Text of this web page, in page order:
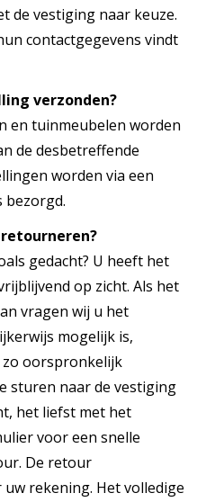
de vestiging naar keuze.
contactgegevens vindt
verzonden?
en tuinmeubelen worden
de desbetreffende
worden via een
bezorgd.
gedacht? U heeft het
op zicht. Als het
vragen wij u het
mogelijk is,
zo oorspronkelijk
sturen naar de vestiging
het liefst met het
voor een snelle
De retour
rekening. Het volledige